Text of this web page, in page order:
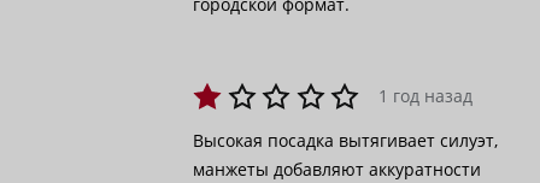
городской формат.
1 год назад
Высокая посадка вытягивает силуэт,
манжеты добавляют аккуратности